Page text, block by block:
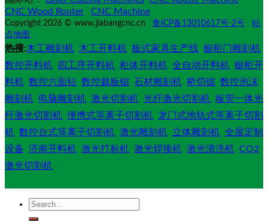
CNC Wood Router
CNC Machine
Copyright 2026 © www.jiabangcnc.cn 鲁ICP备13010617号-2号
站
点地图
热搜:木工雕刻机 木工开料机 板式家具生产线 橱柜门雕刻机
数控开料机
四工序开料机 柜体开料机 全自动开料机 橱柜开
料机 数控六面钻 数控裁板锯 石材雕刻机 桥切锯 数控泡沫
雕刻机 电脑雕刻机 激光切割机 光纤激光切割机 板管一体光
纤激光切割机 便携式等离子切割机 龙门式地轨式等离子切割
机 数控台式等离子切割机 激光雕刻机 立体雕刻机 全屋定制
设备 济南开料机 激光打标机 激光焊接机 激光清洗机 CO2
激光切割机
Search